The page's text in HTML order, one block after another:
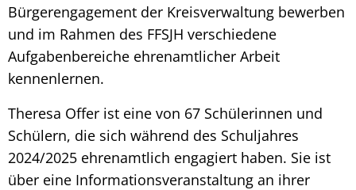
Bürgerengagement der Kreisverwaltung bewerben
und im Rahmen des FFSJH verschiedene
Aufgabenbereiche ehrenamtlicher Arbeit
kennenlernen.
Theresa Offer ist eine von 67 Schülerinnen und
Schülern, die sich während des Schuljahres
2024/2025 ehrenamtlich engagiert haben. Sie ist
über eine Informationsveranstaltung an ihrer